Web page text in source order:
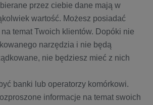
przez ciebie dane mają w
wartość. Możesz posiadać
temat Twoich klientów. Dopóki nie
narzędzia i nie będą
nie będziesz mieć z nich
banki lub operatorzy komórkowi.
informacje na temat swoich